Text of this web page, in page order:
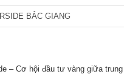
BẮC GIANG
– Cơ hội đầu tư vàng giữa